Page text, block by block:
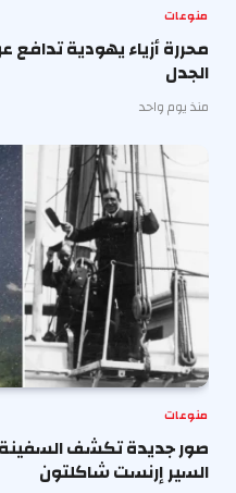
منوعات
محررة أزياء يهودية تدافع
الجدل
منذ يوم واحد
منوعات
صور جديدة تكشف السفينة
السير إرنست شاكلتون